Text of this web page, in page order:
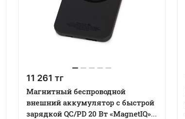
11 261 тг
Магнитный беспроводной
внешний аккумулятор с быстрой
зарядкой QC/PD 20 Вт «MagnetIQ»,